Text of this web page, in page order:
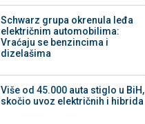
Schwarz grupa okrenula leđa
električnim automobilima:
Vraćaju se benzincima i
dizelašima
Više od 45.000 auta stiglo u BiH,
skočio uvoz električnih i hibrida